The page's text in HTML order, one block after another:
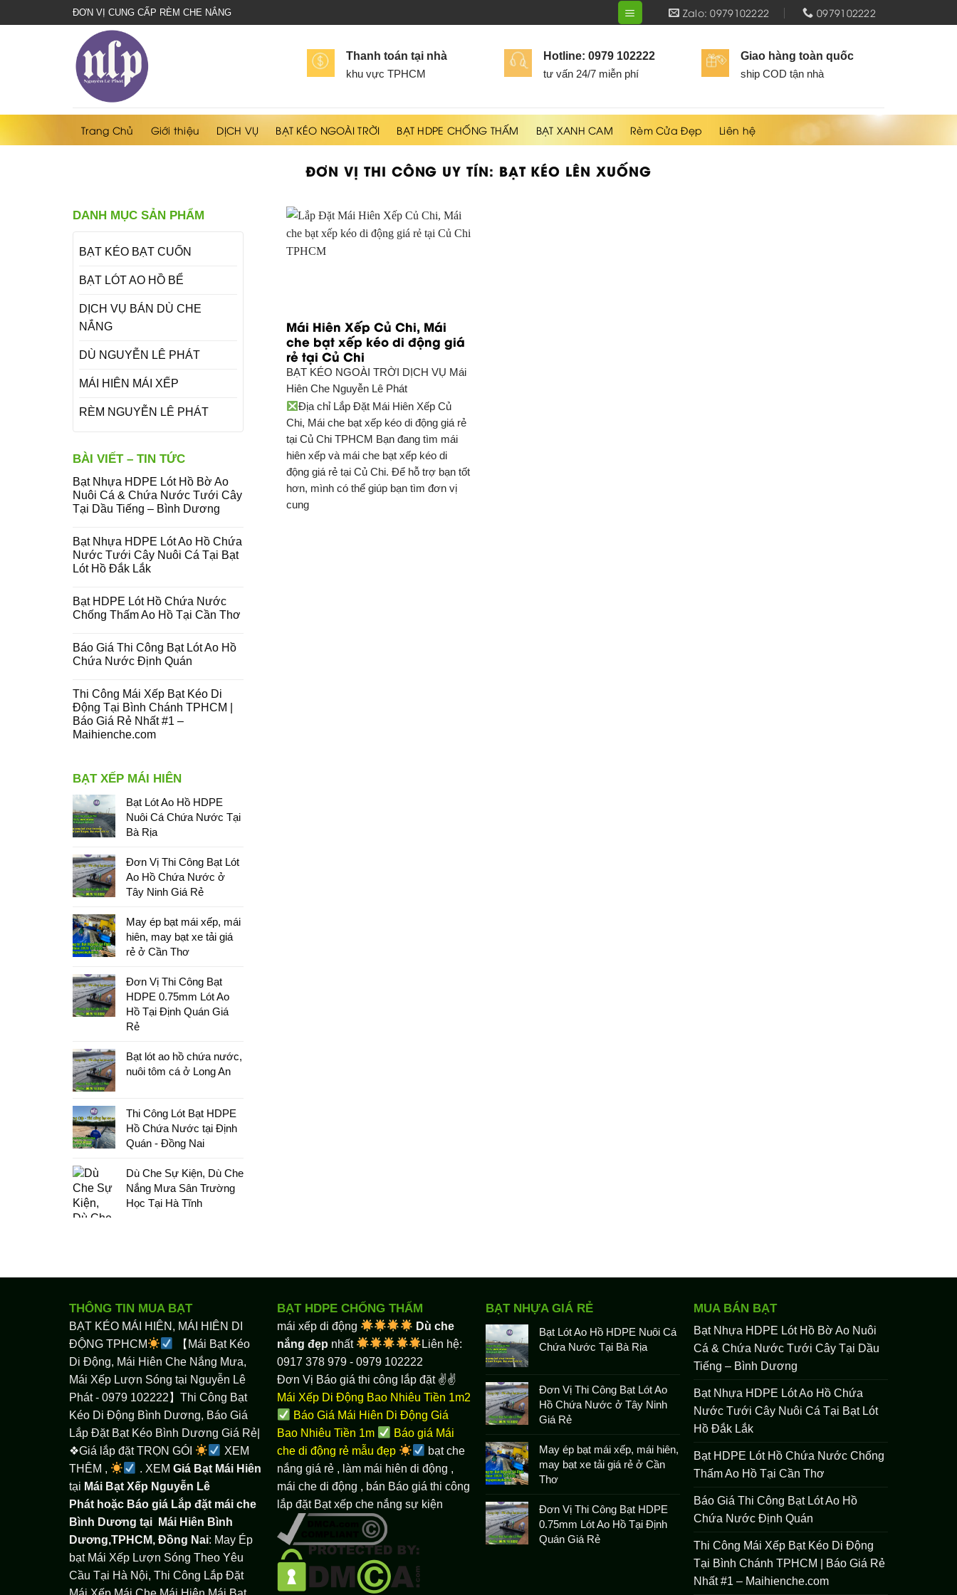
che
ĐƠN VỊ CUNG CẤP RÈM CHE NẮNG Zalo: 0979102222 0979102222
Thanh toán tại nhà
khu vực TPHCM
Hotline: 0979 102222
tư vấn 24/7 miễn phí
Giao hàng toàn quốc
ship COD tận nhà
Trang Chủ Giới thiệu DỊCH VỤ BẠT KÉO NGOÀI TRỜI BẠT HDPE CHỐNG THẤM BẠT XANH CAM Rèm Cửa Đẹp Liên hệ
ĐƠN VỊ THI CÔNG UY TÍN: BẠT KÉO LÊN XUỐNG
DANH MỤC SẢN PHẨM
BẠT KÉO BẠT CUỐN
BẠT LÓT AO HỒ BỂ
DỊCH VỤ BÁN DÙ CHE
NẮNG
DÙ NGUYỄN LÊ PHÁT
MÁI HIÊN MÁI XẾP
RÈM NGUYỄN LÊ PHÁT
BÀI VIẾT – TIN TỨC
Bạt Nhựa HDPE Lót Hồ Bờ Ao
Nuôi Cá & Chứa Nước Tưới Cây
Tại Dầu Tiếng – Bình Dương
Bạt Nhựa HDPE Lót Ao Hồ Chứa
Nước Tưới Cây Nuôi Cá Tại Bạt
Lót Hồ Đắk Lắk
Bạt HDPE Lót Hồ Chứa Nước
Chống Thấm Ao Hồ Tại Cần Thơ
Báo Giá Thi Công Bạt Lót Ao Hồ
Chứa Nước Định Quán
Thi Công Mái Xếp Bạt Kéo Di
Động Tại Bình Chánh TPHCM |
Báo Giá Rẻ Nhất #1 –
Maihienche.com
BẠT XẾP MÁI HIÊN
Bạt Lót Ao Hồ HDPE
Nuôi Cá Chứa Nước Tại
Bà Rịa
Đơn Vị Thi Công Bạt Lót
Ao Hồ Chứa Nước ở
Tây Ninh Giá Rẻ
May ép bạt mái xếp, mái
hiên, may bạt xe tải giá
rẻ ở Cần Thơ
Đơn Vị Thi Công Bạt
HDPE 0.75mm Lót Ao
Hồ Tại Định Quán Giá
Rẻ
Bạt lót ao hồ chứa nước,
nuôi tôm cá ở Long An
Thi Công Lót Bạt HDPE
Hồ Chứa Nước tại Định
Quán - Đồng Nai
Dù Che Sự Kiện, Dù Che
Nắng Mưa Sân Trường
Học Tại Hà Tĩnh
Mái Hiên Xếp Củ Chi, Mái
che bạt xếp kéo di động giá
rẻ tại Củ Chi
BẠT KÉO NGOÀI TRỜI DỊCH VỤ Mái
Hiên Che Nguyễn Lê Phát
Địa chỉ Lắp Đặt Mái Hiên Xếp Củ
Chi, Mái che bạt xếp kéo di động giá rẻ
tại Củ Chi TPHCM Bạn đang tìm mái
hiên xếp và mái che bạt xếp kéo di
động giá rẻ tại Củ Chi. Để hỗ trợ bạn tốt
hơn, mình có thể giúp bạn tìm đơn vị
cung
THÔNG TIN MUA BẠT
BẠT KÉO MÁI HIÊN, MÁI HIÊN DI
ĐỘNG TPHCM
【Mái Bạt Kéo
Di Động, Mái Hiên Che Nắng Mưa,
Mái Xếp Lượn Sóng tại Nguyễn Lê
Phát - 0979 102222】Thi Công Bạt
Kéo Di Động Bình Dương, Báo Giá
Lắp Đặt Bạt Kéo Bình Dương Giá Rẻ|
❖Giá lắp đặt TRỌN GÓI
XEM
THÊM ,
. XEM Giá Bạt Mái Hiên
tại Mái Bạt Xếp Nguyễn Lê
Phát hoặc Báo giá Lắp đặt mái che
Bình Dương tại Mái Hiên Bình
Dương,TPHCM, Đồng Nai: May Ép
bạt Mái Xếp Lượn Sóng Theo Yêu
Cầu Tại Hà Nội, Thi Công Lắp Đặt
BẠT HDPE CHỐNG THẤM
mái xếp di động
Dù che
nắng đẹp nhất
Liên hệ:
0917 378 979 - 0979 102222
Đơn Vị Báo giá thi công lắp đặt ✌✌
Mái Xếp Di Động Bao Nhiêu Tiền 1m2
Báo Giá Mái Hiên Di Động Giá
Bao Nhiêu Tiền 1m
Báo giá Mái
che di động rẻ mẫu đẹp
bạt che
nắng giá rẻ , làm mái hiên di động ,
mái che di động , bán Báo giá thi công
lắp đặt Bạt xếp che nắng sự kiện
BẠT NHỰA GIÁ RẺ
Bạt Lót Ao Hồ HDPE Nuôi Cá
Chứa Nước Tại Bà Rịa
Đơn Vị Thi Công Bạt Lót Ao
Hồ Chứa Nước ở Tây Ninh
Giá Rẻ
May ép bạt mái xếp, mái hiên,
may bạt xe tải giá rẻ ở Cần
Thơ
Đơn Vị Thi Công Bạt HDPE
0.75mm Lót Ao Hồ Tại Định
Quán Giá Rẻ
MUA BÁN BẠT
Bạt Nhựa HDPE Lót Hồ Bờ Ao Nuôi
Cá & Chứa Nước Tưới Cây Tại Dầu
Tiếng – Bình Dương
Bạt Nhựa HDPE Lót Ao Hồ Chứa
Nước Tưới Cây Nuôi Cá Tại Bạt Lót
Hồ Đắk Lắk
Bạt HDPE Lót Hồ Chứa Nước Chống
Thấm Ao Hồ Tại Cần Thơ
Báo Giá Thi Công Bạt Lót Ao Hồ
Chứa Nước Định Quán
Thi Công Mái Xếp Bạt Kéo Di Động
Tại Bình Chánh TPHCM | Báo Giá Rẻ
Nhất #1 – Maihienche.com